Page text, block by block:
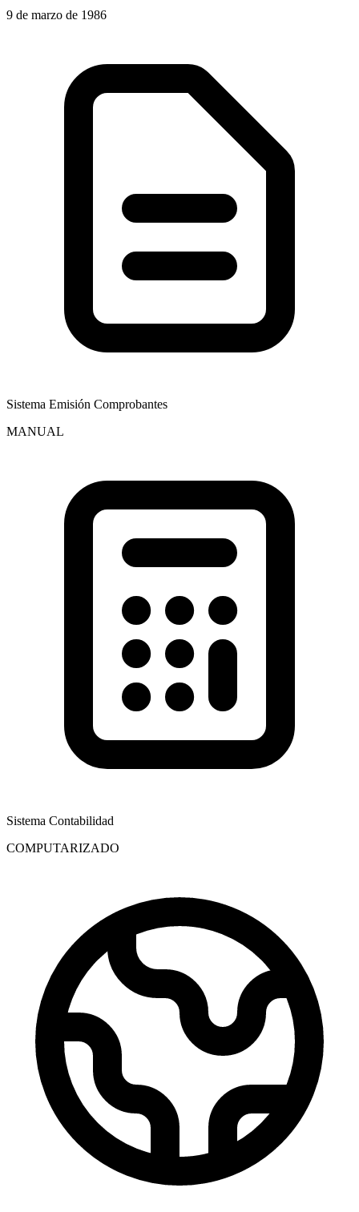
9 de marzo de 1986
Sistema Emisión Comprobantes
MANUAL
Sistema Contabilidad
COMPUTARIZADO